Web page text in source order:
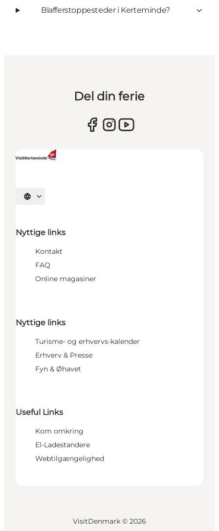
Blafferstoppesteder i Kerteminde?
Del din ferie
Vælg sprog
Nyttige links
Kontakt
FAQ
Online magasiner
Nyttige links
Turisme- og erhvervs-kalender
Erhverv & Presse
Fyn & Øhavet
Useful Links
Kom omkring
El-Ladestandere
Webtilgængelighed
VisitDenmark © 2026